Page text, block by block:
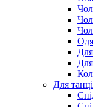
Для